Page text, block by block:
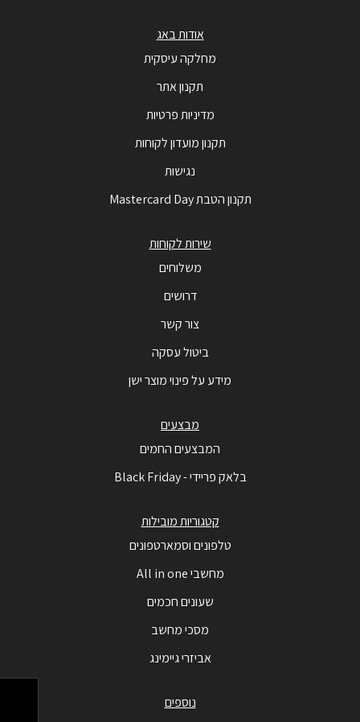
אודות באג
מחלקה עיסקית
תקנון אתר
מדיניות פרטיות
תקנון מועדון לקוחות
נגישות
תקנון הטבת Mastercard Day
שירות לקוחות
משלוחים
דרושים
צור קשר
ביטול עסקה
מידע על פינוי מוצר ישן
מבצעים
המבצעים החמים
בלאק פריידי - Black Friday
קטגוריות מובילות
טלפונים וסמארטפונים
מחשבי All in one
שעונים חכמים
מסכי מחשב
אביזרי גיימינג
נוספים